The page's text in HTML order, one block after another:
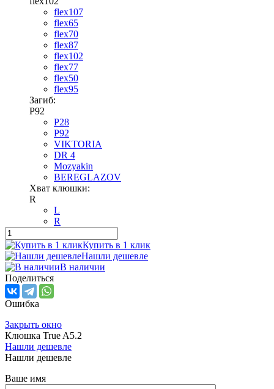
flex107
flex65
flex70
flex87
flex102
flex77
flex50
flex95
Загиб:
P92
P28
P92
VIKTORIA
DR 4
Mozyakin
BEREGLAZOV
Хват клюшки:
R
L
R
Купить в 1 клик
Нашли дешевле
В наличии
Поделиться
Ошибка
Закрыть окно
Клюшка True A5.2
Нашли дешевле
Нашли дешевле
Ваше имя